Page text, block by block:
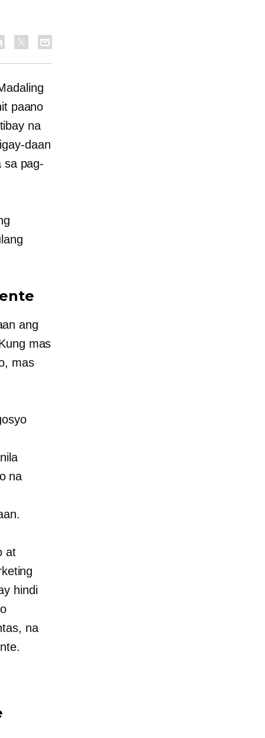
paano
na
daan
sa pag-
ang
mas
mas
na
at
hindi
na